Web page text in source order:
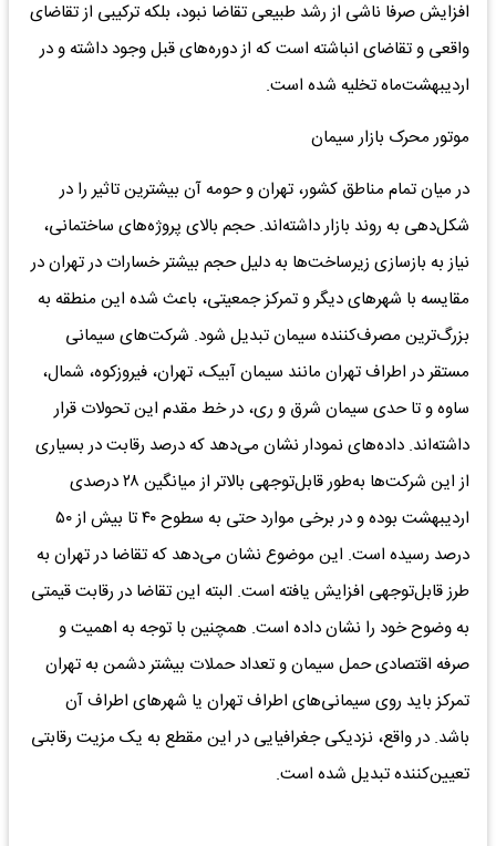
افزایش صرفا ناشی از رشد طبیعی تقاضا نبود، بلکه ترکیبی از تقاضای
واقعی و تقاضای انباشته است که از دوره‌های قبل وجود داشته و در
اردیبهشت‌ماه تخلیه شده است.
موتور محرک بازار سیمان
در میان تمام مناطق کشور، تهران و حومه آن بیشترین تاثیر را در
شکل‌دهی به روند بازار داشته‌اند. حجم بالای پروژه‌های ساختمانی،
نیاز به بازسازی زیرساخت‌ها به دلیل حجم بیشتر خسارات در تهران در
مقایسه با شهرهای دیگر و تمرکز جمعیتی، باعث شده این منطقه به
بزرگ‌ترین مصرف‌کننده سیمان تبدیل شود. شرکت‌های سیمانی
مستقر در اطراف تهران مانند سیمان آبیک، تهران، فیروزکوه، شمال،
ساوه و تا حدی سیمان شرق و ری، در خط مقدم این تحولات قرار
داشته‌اند. داده‌های نمودار نشان می‌دهد که درصد رقابت در بسیاری
از این شرکت‌ها به‌طور قابل‌توجهی بالاتر از میانگین ۲۸ درصدی
اردیبهشت بوده و در برخی موارد حتی به سطوح ۴۰ تا بیش از ۵۰
درصد رسیده است. این موضوع نشان می‌دهد که تقاضا در تهران به
طرز قابل‌توجهی افزایش یافته است. البته این تقاضا در رقابت قیمتی
به وضوح خود را نشان داده است. همچنین با توجه به اهمیت و
صرفه اقتصادی حمل سیمان و تعداد حملات بیشتر دشمن به تهران
تمرکز باید روی سیمانی‌های اطراف تهران یا شهر‌های اطراف آن
باشد. در واقع، نزدیکی جغرافیایی در این مقطع به یک مزیت رقابتی
تعیین‌کننده تبدیل شده است.